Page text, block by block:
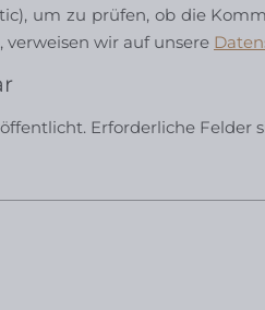
um zu prüfen, ob die
wir auf unsere
Erforderliche Felder